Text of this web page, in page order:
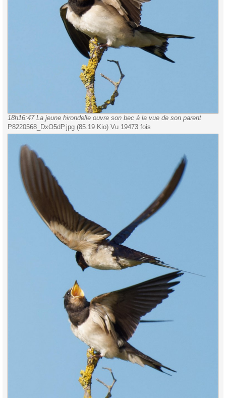
18h16:47 La jeune hirondelle ouvre son bec à la vue de son parent
P8220568_DxO5dP.jpg (85.19 Kio) Vu 19473 fois